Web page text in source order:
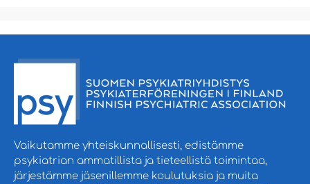
Vaikutamme yhteiskunnallisesti, edistämme
psykiatrian ammatillista ja tieteellistä toimintaa,
järjestämme jäsenillemme koulutuksia ja muita